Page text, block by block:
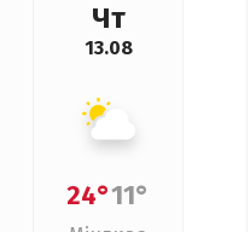
Чт
13.08
24°11°